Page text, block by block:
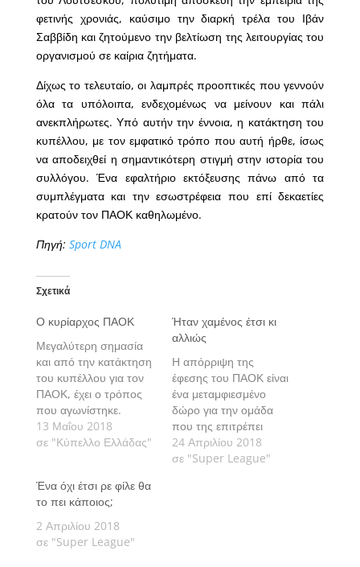
φετινής χρονιάς, καύσιμο την διαρκή τρέλα του Ιβάν
Σαββίδη και ζητούμενο την βελτίωση της λειτουργίας του
οργανισμού σε καίρια ζητήματα.
Δίχως το τελευταίο, οι λαμπρές προοπτικές που γεννούν
όλα τα υπόλοιπα, ενδεχομένως να μείνουν και πάλι
ανεκπλήρωτες. Υπό αυτήν την έννοια, η κατάκτηση του
κυπέλλου, με τον εμφατικό τρόπο που αυτή ήρθε, ίσως
να αποδειχθεί η σημαντικότερη στιγμή στην ιστορία του
συλλόγου. Ένα εφαλτήριο εκτόξευσης πάνω από τα
συμπλέγματα και την εσωστρέφεια που επί δεκαετίες
κρατούν τον ΠΑΟΚ καθηλωμένο.
Πηγή: Sport DNA
Σχετικά
Ο κυρίαρχος ΠΑΟΚ
Μεγαλύτερη σημασία
και από την κατάκτηση
του κυπέλλου για τον
ΠΑΟΚ, έχει ο τρόπος
που αγωνίστηκε.
Γράφει ο Κώστας
Κεφαλογιάννης.
13 Μαΐου 2018
σε "Κύπελλο Ελλάδας"
Ήταν χαμένος έτσι κι
αλλιώς
Η απόρριψη της
έφεσης του ΠΑΟΚ είναι
ένα μεταμφιεσμένο
δώρο για την ομάδα
που της επιτρέπει
επιτέλους να αλλάξει
σελίδα. Γράφει ο
24 Απριλίου 2018
σε "Super League"
Ένα όχι έτσι ρε φίλε θα
το πει κάποιος;
2 Απριλίου 2018
σε "Super League"